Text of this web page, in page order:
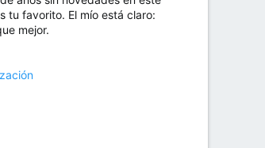
tu favorito. El mío está claro:
mejor.